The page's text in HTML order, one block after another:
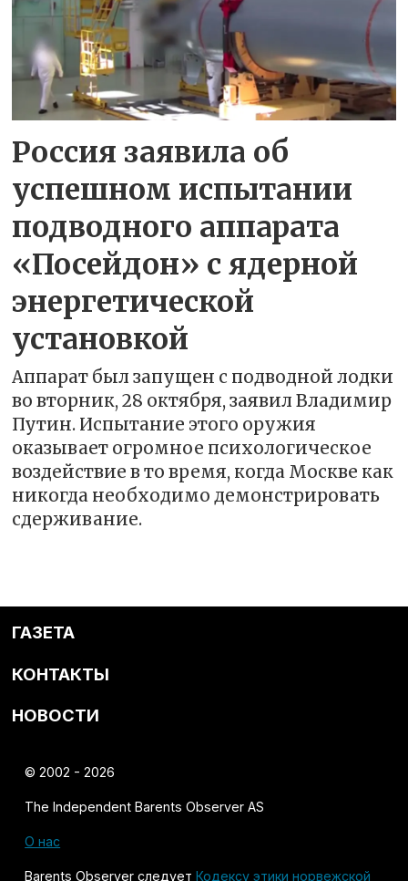
Россия заявила об
успешном испытании
подводного аппарата
«Посейдон» с ядерной
энергетической
установкой
Аппарат был запущен с подводной лодки
во вторник, 28 октября, заявил Владимир
Путин. Испытание этого оружия
оказывает огромное психологическое
воздействие в то время, когда Москве как
никогда необходимо демонстрировать
сдерживание.
ГАЗЕТА
КОНТАКТЫ
НОВОСТИ
© 2002 - 2026
The Independent Barents Observer AS
О нас
Barents Observer следуетКодексу этики норвежской